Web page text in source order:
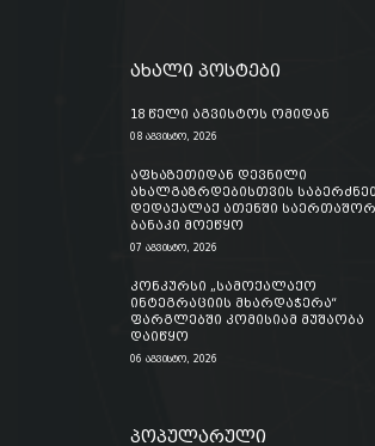
ახალი პოსტები
18 წელი აგვისტოს ომიდან
08 აგვისტო, 2026
აფხაზეთიდან დევნილი
ახალგაზრდებისთვის
დედაქალაქ ათენში
ბანაკი მოეწყო
07 აგვისტო, 2026
კონკურსი „სამოქალაქო
ინტეგრაციის მხარდაჭერა“
ფარგლებში კომისიამ მუშაობა
დაიწყო
06 აგვისტო, 2026
პოპულარული